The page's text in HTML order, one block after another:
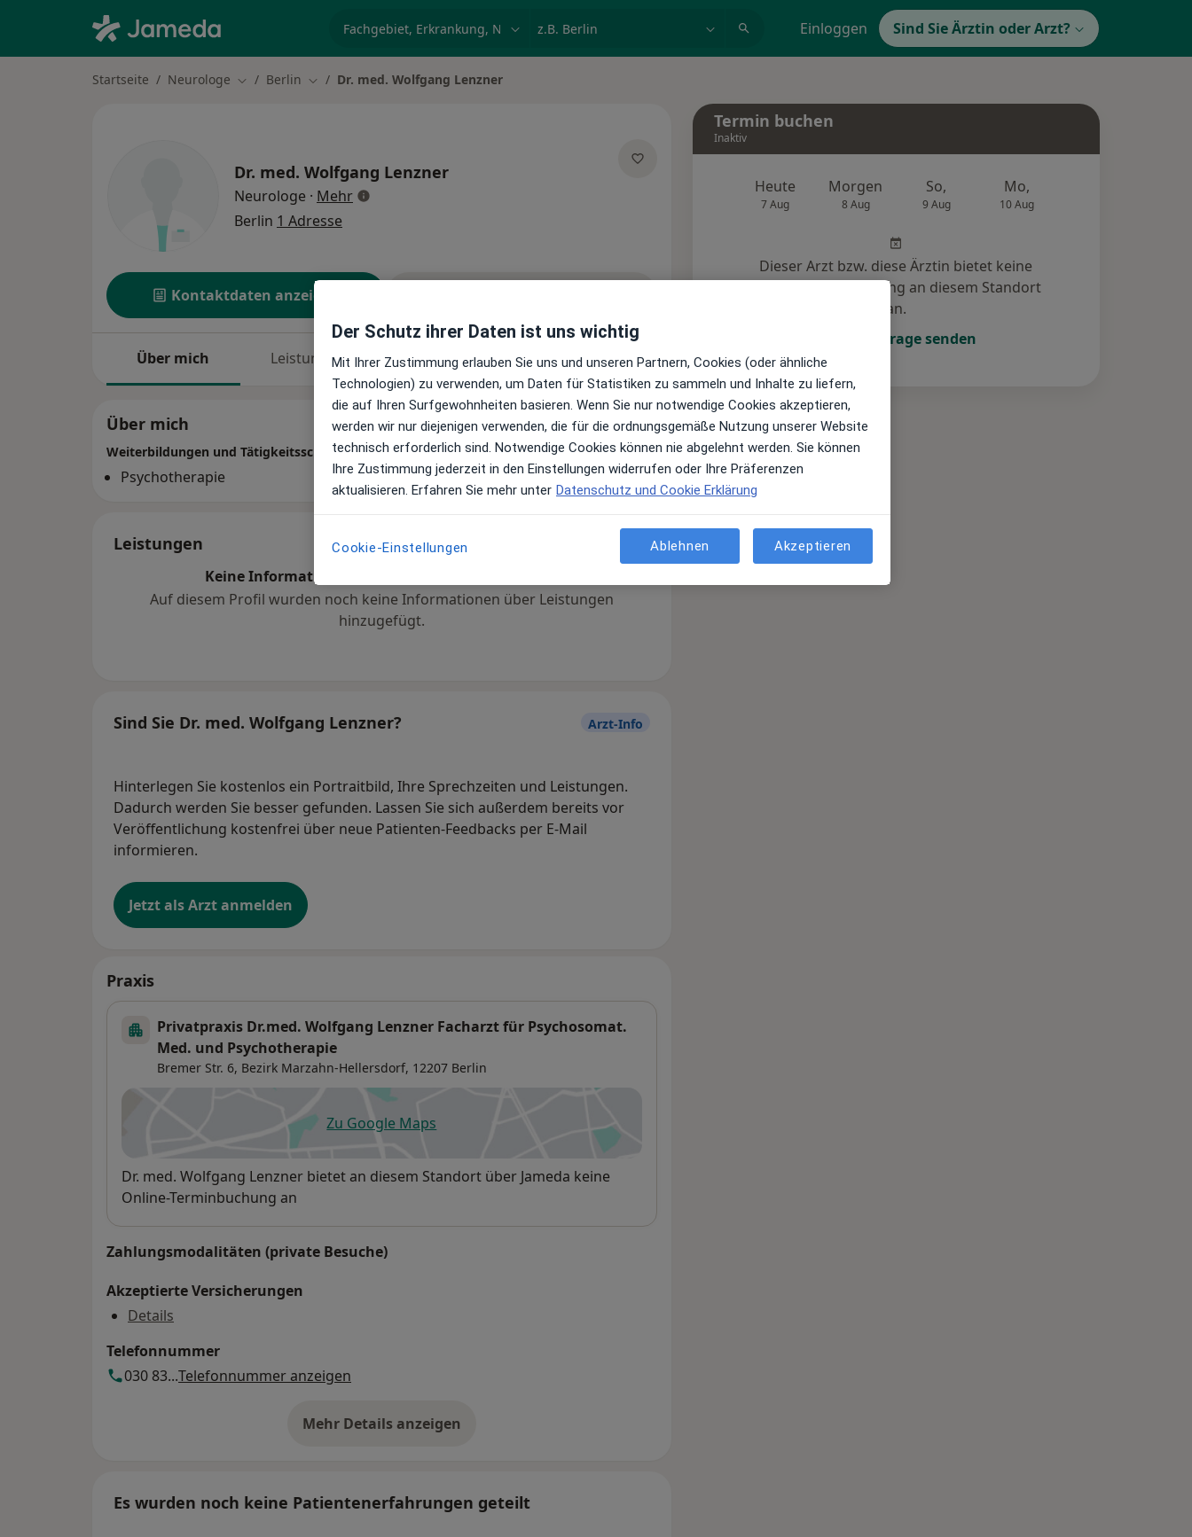
Einloggen Sind Sie Ärztin oder Arzt?
Startseite Neurologe Stadt ändern
Berlin Stadt ändern
Dr. med. Wolfgang Lenzner
Dr. med. Wolfgang Lenzner
Neurologe · Mehrüber Spezialisierungen
Berlin 1 Adresse
Kontaktdaten anzeigen
Über mich Leistungen Standorte Bewertungen
Über mich
Weiterbildungen und Tätigkeitsschwerpunkte
Psychotherapie
Leistungen
Keine Informationen über Leistungen und Kosten
Auf diesem Profil wurden noch keine Informationen über Leistungen
hinzugefügt.
Sind Sie Dr. med. Wolfgang Lenzner? Arzt-Info
Hinterlegen Sie kostenlos ein Portraitbild, Ihre Sprechzeiten und Leistungen.
Dadurch werden Sie besser gefunden. Lassen Sie sich außerdem bereits vor
Veröffentlichung kostenfrei über neue Patienten-Feedbacks per E-Mail
informieren.
Jetzt als Arzt anmelden
Praxis
Privatpraxis Dr.med. Wolfgang Lenzner Facharzt für Psychosomat.
Med. und Psychotherapie
Bremer Str. 6, Bezirk Marzahn-Hellersdorf, 12207 Berlin
Zu Google Mapsöffnet in einer neuen Registerkarte
Verfügbarkeit
Dr. med. Wolfgang Lenzner bietet an diesem Standort über Jameda keine
Online-Terminbuchung an
Zahlungsmodalitäten (private Besuche)
Akzeptierte Versicherungen
Details
Telefonnummer
030 83...Telefonnummer anzeigen
Mehr Details anzeigen
über die Adresse
Es wurden noch keine Patientenerfahrungen geteilt
Termin buchen
Inaktiv
Heute
7 Aug
Morgen
8 Aug
So,
9 Aug
Mo,
10 Aug
Dieser Arzt bzw. diese Ärztin bietet keine
Online-Terminbuchung an diesem Standort
an.
Terminanfrage senden
Der Schutz ihrer Daten ist uns wichtig
Mit Ihrer Zustimmung erlauben Sie uns und unseren Partnern, Cookies (oder ähnliche
Technologien) zu verwenden, um Daten für Statistiken zu sammeln und Inhalte zu liefern,
die auf Ihren Surfgewohnheiten basieren. Wenn Sie nur notwendige Cookies akzeptieren,
werden wir nur diejenigen verwenden, die für die ordnungsgemäße Nutzung unserer Website
technisch erforderlich sind. Notwendige Cookies können nie abgelehnt werden. Sie können
Ihre Zustimmung jederzeit in den Einstellungen widerrufen oder Ihre Präferenzen
aktualisieren. Erfahren Sie mehr unter Datenschutz und Cookie Erklärung
Cookie-Einstellungen Ablehnen Akzeptieren